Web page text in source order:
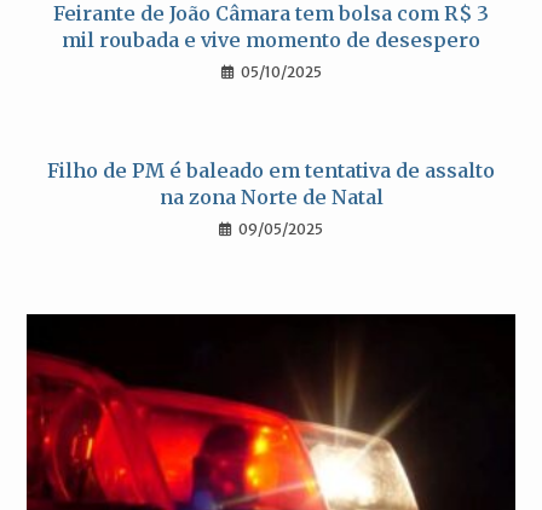
Feirante de João Câmara tem bolsa com R$ 3
mil roubada e vive momento de desespero
05/10/2025
Filho de PM é baleado em tentativa de assalto
na zona Norte de Natal
09/05/2025